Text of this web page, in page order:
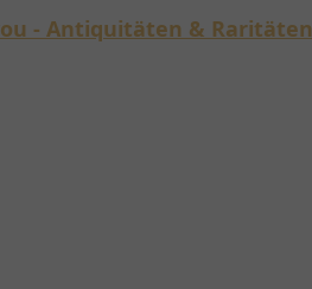
- Antiquitäten & Raritäten